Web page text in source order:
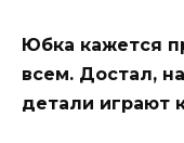
Юбка кажется
всем. Достал,
детали играют